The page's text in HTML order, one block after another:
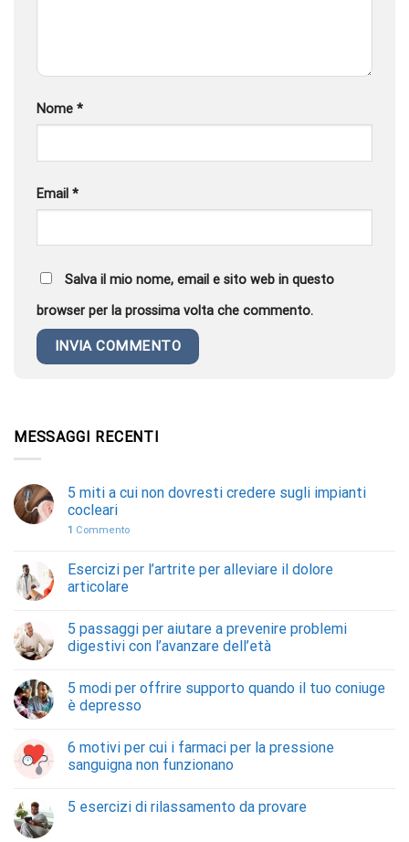
Nome *
Email *
Salva il mio nome, email e sito web in questo
browser per la prossima volta che commento.
MESSAGGI RECENTI
5 miti a cui non dovresti credere sugli impianti
cocleari
1 Commento
Esercizi per l’artrite per alleviare il dolore
articolare
5 passaggi per aiutare a prevenire problemi
digestivi con l’avanzare dell’età
5 modi per offrire supporto quando il tuo coniuge
è depresso
6 motivi per cui i farmaci per la pressione
sanguigna non funzionano
5 esercizi di rilassamento da provare